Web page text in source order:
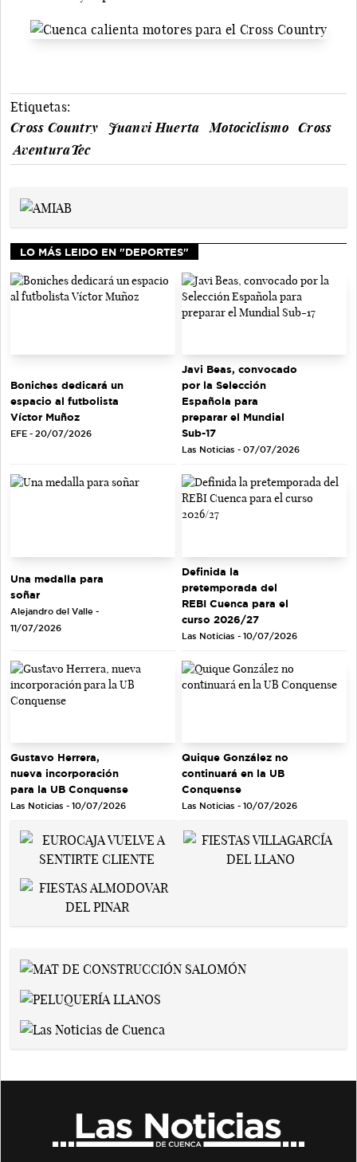
Etiquetas:
Cross Country
Juanvi Huerta Motociclismo
Cross
AventuraTec
LO MÁS LEIDO EN "DEPORTES"
Boniches dedicará un
espacio al futbolista
Víctor Muñoz
EFE - 20/07/2026
Javi Beas, convocado
por la Selección
Española para
preparar el Mundial
Sub-17
Las Noticias - 07/07/2026
Una medalla para
soñar
Alejandro del Valle -
11/07/2026
Definida la
pretemporada del
REBI Cuenca para el
curso 2026/27
Las Noticias - 10/07/2026
Gustavo Herrera,
nueva incorporación
para la UB Conquense
Las Noticias - 10/07/2026
Quique González no
continuará en la UB
Conquense
Las Noticias - 10/07/2026